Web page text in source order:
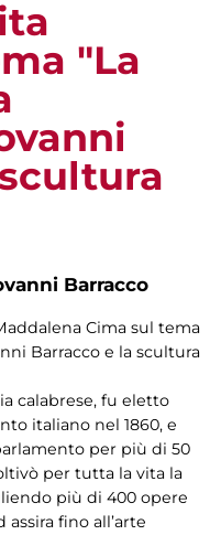
"La
Barracco
Cima sul tema
Barracco e la scultura
calabrese, fu eletto
italiano nel 1860, e
per più di 50
per tutta la vita la
più di 400 opere
fino all’arte